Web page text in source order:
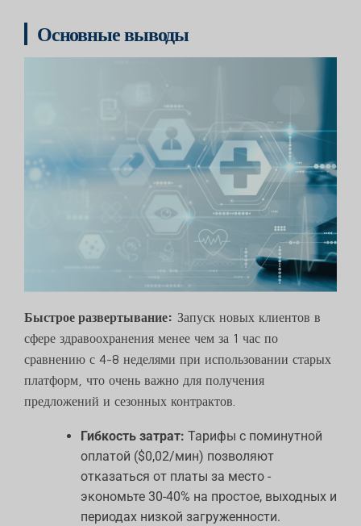
Основные выводы
Быстрое развертывание: Запуск новых клиентов в
сфере здравоохранения менее чем за 1 час по
сравнению с 4-8 неделями при использовании старых
платформ, что очень важно для получения
предложений и сезонных контрактов.
Гибкость затрат: Тарифы с поминутной
оплатой ($0,02/мин) позволяют
отказаться от платы за место -
экономьте 30-40% на простое, выходных и
периодах низкой загруженности.